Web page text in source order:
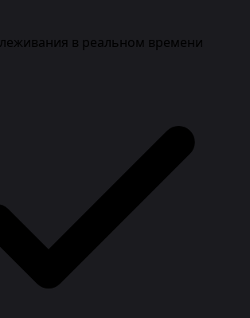
в реальном времени